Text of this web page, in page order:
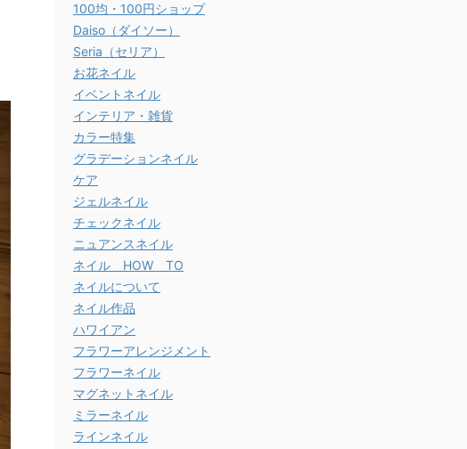
100均・100円ショップ
Daiso（ダイソー）
Seria（セリア）
お花ネイル
イベントネイル
インテリア・雑貨
カラー特集
グラデーションネイル
ケア
ジェルネイル
チェックネイル
ニュアンスネイル
ネイル HOW TO
ネイルについて
ネイル作品
ハワイアン
フラワーアレンジメント
フラワーネイル
マグネットネイル
ミラーネイル
ラインネイル